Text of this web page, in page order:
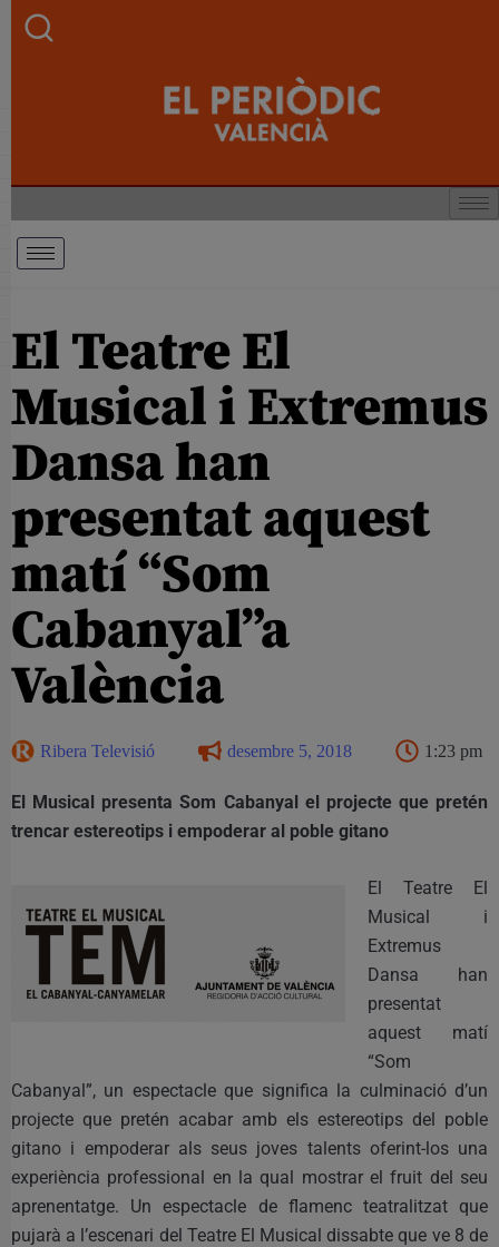
El Teatre El
Musical i Extremus
Dansa han
presentat aquest
matí “Som
Cabanyal”a
València
Ribera Televisió desembre 5, 2018 1:23 pm
El Musical presenta Som Cabanyal el projecte que pretén
trencar estereotips i empoderar al poble gitano
El Teatre El
Musical i
Extremus
Dansa han
presentat
aquest matí
“Som
Cabanyal”, un espectacle que significa la culminació d’un
projecte que pretén acabar amb els estereotips del poble
gitano i empoderar als seus joves talents oferint-los una
experiència professional en la qual mostrar el fruit del seu
aprenentatge. Un espectacle de flamenc teatralitzat que
pujarà a l’escenari del Teatre El Musical dissabte que ve 8 de